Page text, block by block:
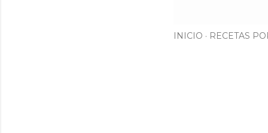
INICIO RECETAS